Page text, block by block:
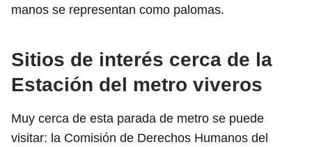
manos se representan como palomas.
Sitios de interés cerca de la
Estación del metro viveros
Muy cerca de esta parada de metro se puede
visitar: la Comisión de Derechos Humanos del